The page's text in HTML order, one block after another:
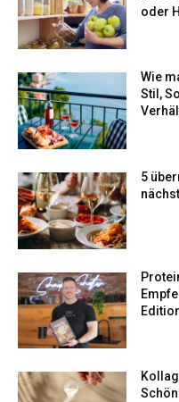
oder
Wie
Stil,
5